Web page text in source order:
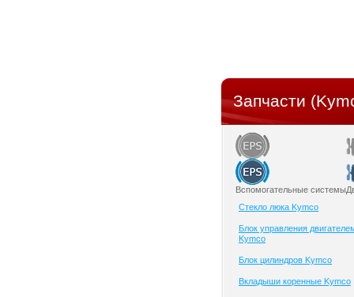
Запчасти
Вспомогательные системы
Cтекло люка Kymco
Блок управления
Kymco
Блок цилиндров Kymco
Вкладыши коренные Kymco